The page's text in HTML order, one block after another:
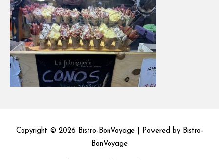
Copyright © 2026 Bistro-BonVoyage| Powered by Bistro-
BonVoyage